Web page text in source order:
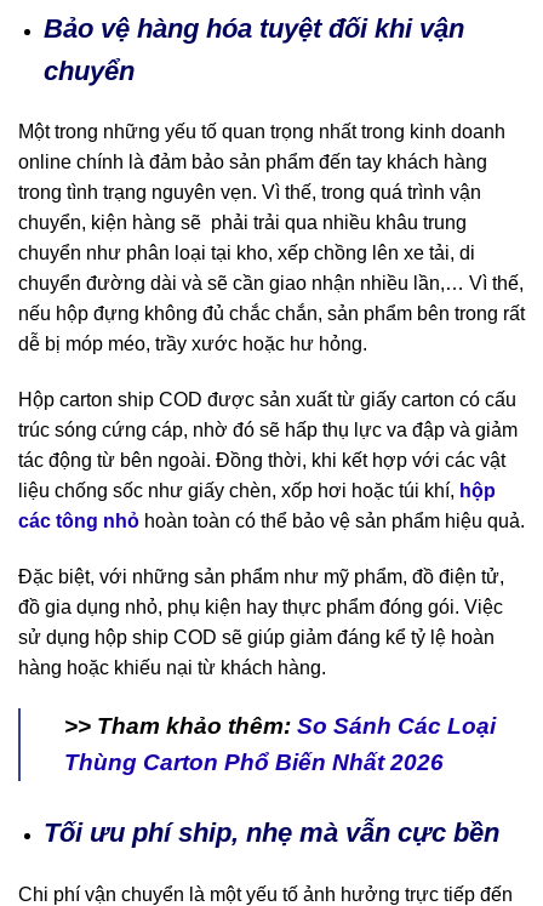
Bảo vệ hàng hóa tuyệt đối khi vận
chuyển
Một trong những yếu tố quan trọng nhất trong kinh doanh
online chính là đảm bảo sản phẩm đến tay khách hàng
trong tình trạng nguyên vẹn. Vì thế, trong quá trình vận
chuyển, kiện hàng sẽ phải trải qua nhiều khâu trung
chuyển như phân loại tại kho, xếp chồng lên xe tải, di
chuyển đường dài và sẽ cần giao nhận nhiều lần,… Vì thế,
nếu hộp đựng không đủ chắc chắn, sản phẩm bên trong rất
dễ bị móp méo, trầy xước hoặc hư hỏng.
Hộp carton ship COD được sản xuất từ giấy carton có cấu
trúc sóng cứng cáp, nhờ đó sẽ hấp thụ lực va đập và giảm
tác động từ bên ngoài. Đồng thời, khi kết hợp với các vật
liệu chống sốc như giấy chèn, xốp hơi hoặc túi khí, hộp
các tông nhỏ hoàn toàn có thể bảo vệ sản phẩm hiệu quả.
Đặc biệt, với những sản phẩm như mỹ phẩm, đồ điện tử,
đồ gia dụng nhỏ, phụ kiện hay thực phẩm đóng gói. Việc
sử dụng hộp ship COD sẽ giúp giảm đáng kể tỷ lệ hoàn
hàng hoặc khiếu nại từ khách hàng.
>> Tham khảo thêm: So Sánh Các Loại
Thùng Carton Phổ Biến Nhất 2026
Tối ưu phí ship, nhẹ mà vẫn cực bền
Chi phí vận chuyển là một yếu tố ảnh hưởng trực tiếp đến